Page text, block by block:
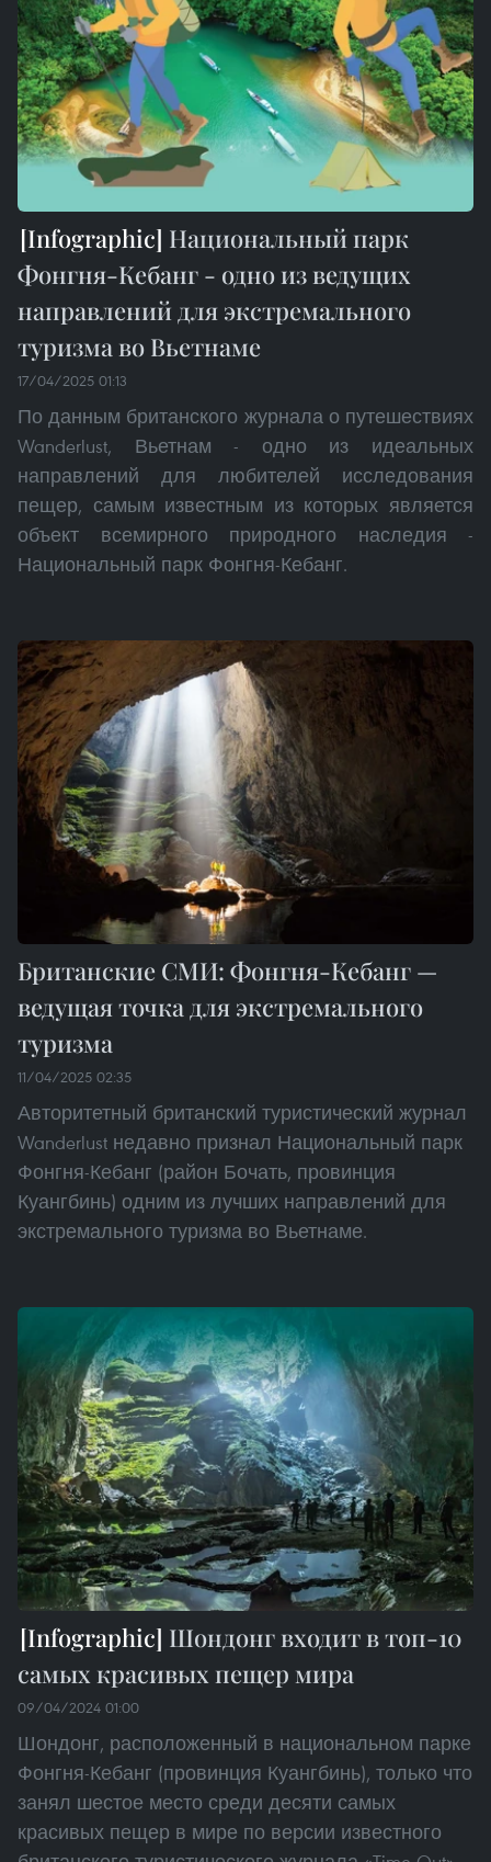
Национальный парк
Фонгня-Кебанг - одно из ведущих
направлений для экстремального
туризма во Вьетнаме
17/04/2025 01:13
По данным британского журнала о путешествиях
Wanderlust, Вьетнам - одно из идеальных
направлений для любителей исследования
пещер, самым известным из которых является
объект всемирного природного наследия -
Национальный парк Фонгня-Кебанг.
Британские СМИ: Фонгня-Кебанг —
ведущая точка для экстремального
туризма
11/04/2025 02:35
Авторитетный британский туристический журнал
Wanderlust недавно признал Национальный парк
Фонгня-Кебанг (район Бочать, провинция
Куангбинь) одним из лучших направлений для
экстремального туризма во Вьетнаме.
Шондонг входит в топ-10
самых красивых пещер мира
09/04/2024 01:00
Шондонг, расположенный в национальном парке
Фонгня-Кебанг (провинция Куангбинь), только что
занял шестое место среди десяти самых
красивых пещер в мире по версии известного